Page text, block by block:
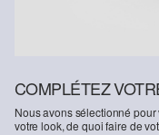
COMPLÉTEZ
Nous avons sélectionné
votre look, de quoi faire de